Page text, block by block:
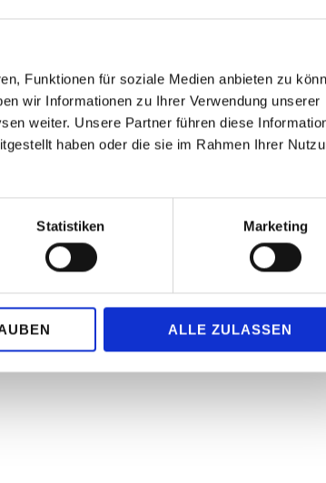
Funktionen für soziale Medien anbieten zu
wir Informationen zu Ihrer Verwendung unserer
weiter. Unsere Partner führen diese
haben oder die sie im Rahmen Ihrer
Statistiken Marketing
ALLE ZULASSEN